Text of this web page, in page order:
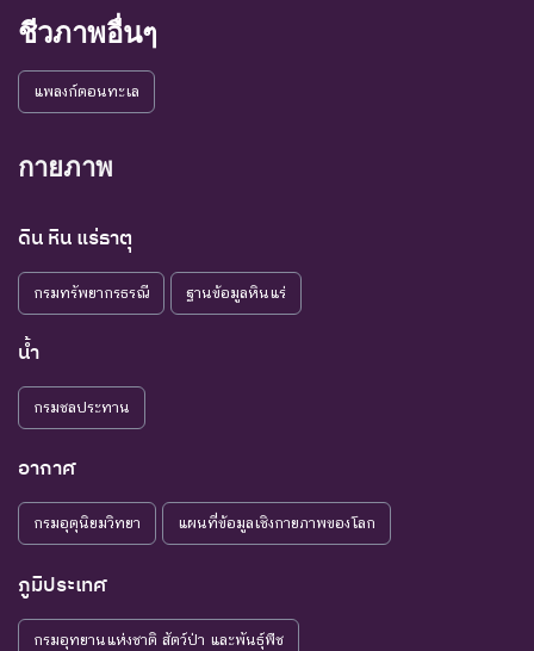
ชีวภาพอื่นๆ
แพลงก์ตอนทะเล
กายภาพ
ดิน หิน แร่ธาตุ
กรมทรัพยากรธรณี ฐานข้อมูลหินแร่
น้ำ
กรมชลประทาน
อากาศ
กรมอุตุนิยมวิทยา แผนที่ข้อมูลเชิงกายภาพของโลก
ภูมิประเทศ
กรมอุทยานแห่งชาติ สัตว์ป่า และพันธุ์พืช